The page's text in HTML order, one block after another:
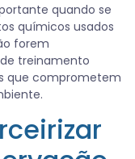
quando se
químicos usados
forem
treinamento
que comprometem